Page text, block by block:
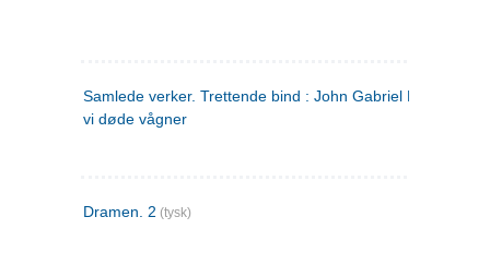
Samlede verker. Trettende bind : John Gabriel Borkman ;
vi døde vågner
Dramen. 2 (tysk)